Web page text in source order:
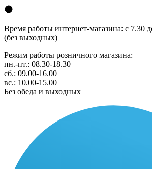
Время работы интернет-магазина: с 7.30
(без выходных)
Режим работы розничного магазина:
пн.-пт.: 08.30-18.30
сб.: 09.00-16.00
вс.: 10.00-15.00
Без обеда и выходных